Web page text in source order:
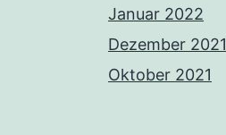
Januar 2022
Dezember 2021
Oktober 2021